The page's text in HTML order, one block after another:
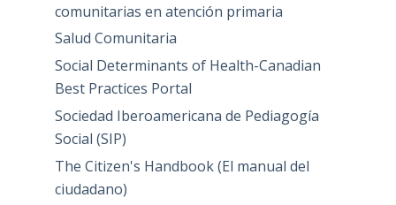
comunitarias en atención primaria
Salud Comunitaria
Social Determinants of Health-Canadian
Best Practices Portal
Sociedad Iberoamericana de Pediagogía
Social (SIP)
The Citizen's Handbook (El manual del
ciudadano)